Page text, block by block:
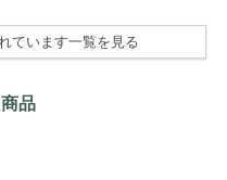
ています一覧を見る
品